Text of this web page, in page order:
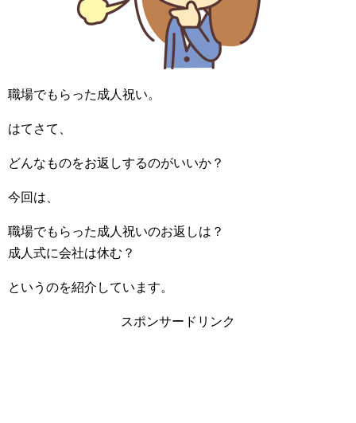
職場でもらった成人祝い。
はてさて、
どんなものをお返しするのがいいか？
今回は、
職場でもらった成人祝いのお返しは？
成人式に会社は休む？
というのを紹介しています。
スポンサードリンク